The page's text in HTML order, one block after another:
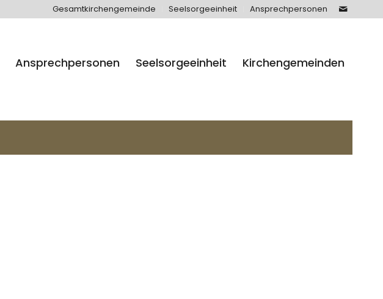
Gesamtkirchengemeinde Seelsorgeeinheit Ansprechpersonen
Ansprechpersonen Seelsorgeeinheit Kirchengemeinden